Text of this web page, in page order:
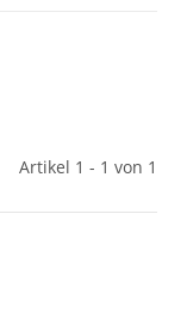
Artikel 1 - 1 von 1